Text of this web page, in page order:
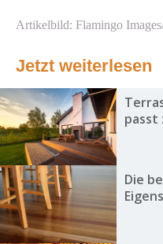
Artikelbild: Flamingo
Jetzt weiterlesen
passt
Die